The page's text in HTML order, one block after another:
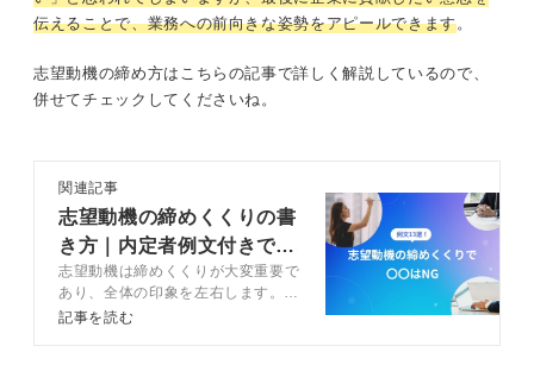
伝えることで、業務への前向きな姿勢をアピールできます。
志望動機の締め方はこちらの記事で詳しく解説しているので、
併せてチェックしてくださいね。
関連記事
志望動機の締めくくりの書
き方｜内定者例文付きで基
本の流れを解説
志望動機は締めくくりが大変重要で
あり、全体の印象を左右します。志
望動機の締めくくりの基本ルールを
記事を読む